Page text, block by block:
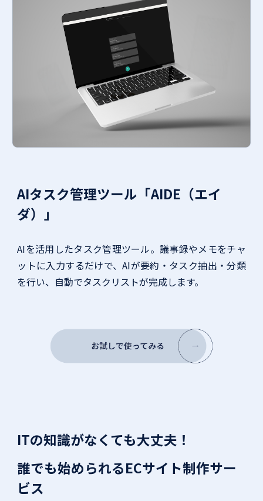
AIタスク管理ツール「AIDE（エイ
ダ）」
AIを活用したタスク管理ツール。議事録やメモをチャ
ットに入力するだけで、AIが要約・タスク抽出・分類
を行い、自動でタスクリストが完成します。
ITの知識がなくても大丈夫！
誰でも始められるECサイト制作サー
ビス